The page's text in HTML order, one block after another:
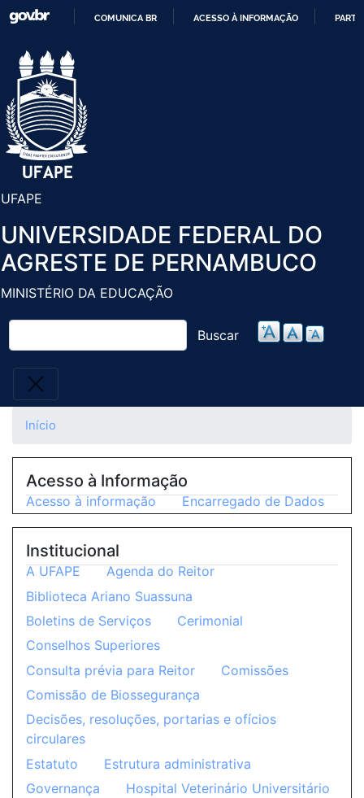
Pular
COMUNICA BR ACESSO À INFORMAÇÃO
UFAPE
UNIVERSIDADE FEDERAL DO
AGRESTE DE PERNAMBUCO
MINISTÉRIO DA EDUCAÇÃO
Buscar
Início
Acesso à Informação
Acesso à informação Encarregado de Dados
Institucional
A UFAPE
Agenda do Reitor
Biblioteca Ariano Suassuna
Boletins de Serviços
Cerimonial
Conselhos Superiores
Consulta prévia para Reitor
Comissões
Comissão de Biossegurança
Decisões, resoluções, portarias e ofícios
circulares
Estatuto
Estrutura administrativa
Governança
Hospital Veterinário Universitário